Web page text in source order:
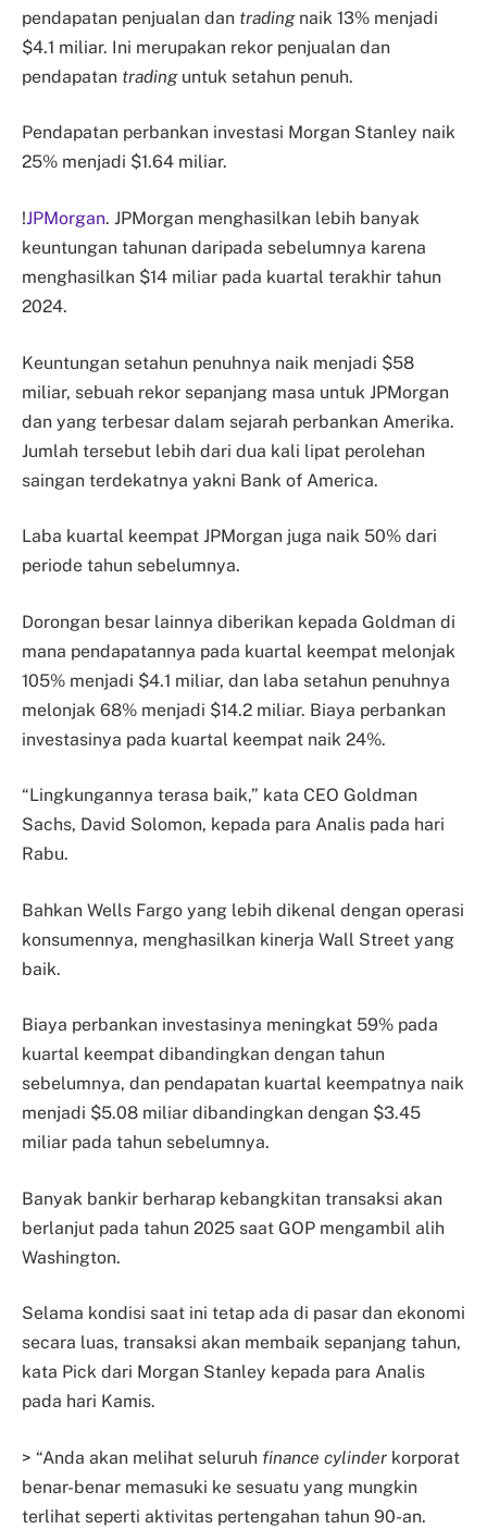
pendapatan penjualan dan tradingnaik 13% menjadi
$4.1 miliar. Ini merupakan rekor penjualan dan
pendapatan tradinguntuk setahun penuh.
Pendapatan perbankan investasi Morgan Stanley naik
25% menjadi $1.64 miliar.
!JPMorgan. JPMorgan menghasilkan lebih banyak
keuntungan tahunan daripada sebelumnya karena
menghasilkan $14 miliar pada kuartal terakhir tahun
2024.
Keuntungan setahun penuhnya naik menjadi $58
miliar, sebuah rekor sepanjang masa untuk JPMorgan
dan yang terbesar dalam sejarah perbankan Amerika.
Jumlah tersebut lebih dari dua kali lipat perolehan
saingan terdekatnya yakni Bank of America.
Laba kuartal keempat JPMorgan juga naik 50% dari
periode tahun sebelumnya.
Dorongan besar lainnya diberikan kepada Goldman di
mana pendapatannya pada kuartal keempat melonjak
105% menjadi $4.1 miliar, dan laba setahun penuhnya
melonjak 68% menjadi $14.2 miliar. Biaya perbankan
investasinya pada kuartal keempat naik 24%.
“Lingkungannya terasa baik,” kata CEO Goldman
Sachs, David Solomon, kepada para Analis pada hari
Rabu.
Bahkan Wells Fargo yang lebih dikenal dengan operasi
konsumennya, menghasilkan kinerja Wall Street yang
baik.
Biaya perbankan investasinya meningkat 59% pada
kuartal keempat dibandingkan dengan tahun
sebelumnya, dan pendapatan kuartal keempatnya naik
menjadi $5.08 miliar dibandingkan dengan $3.45
miliar pada tahun sebelumnya.
Banyak bankir berharap kebangkitan transaksi akan
berlanjut pada tahun 2025 saat GOP mengambil alih
Washington.
Selama kondisi saat ini tetap ada di pasar dan ekonomi
secara luas, transaksi akan membaik sepanjang tahun,
kata Pick dari Morgan Stanley kepada para Analis
pada hari Kamis.
> “Anda akan melihat seluruh finance cylinder korporat
benar-benar memasuki ke sesuatu yang mungkin
terlihat seperti aktivitas pertengahan tahun 90-an.